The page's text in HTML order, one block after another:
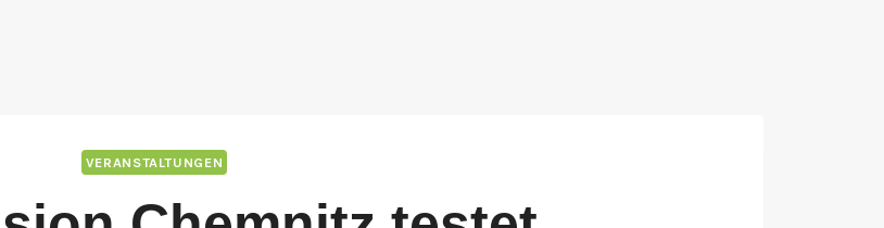
VERANSTALTUNGEN